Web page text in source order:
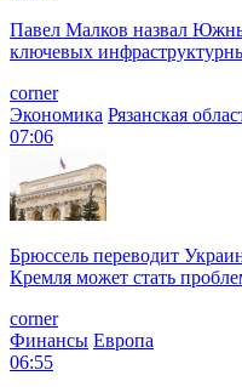
Павел Малков назвал
ключевых
corner
Экономика Рязанская
07:06
Брюссель переводит
Кремля может стать
corner
Финансы Европа
06:55